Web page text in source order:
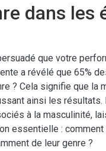
dans les
que votre
a révélé que 65%
? Cela signifie que la
ainsi les
à la masculinité,
essentielle : comment
de leur genre ?